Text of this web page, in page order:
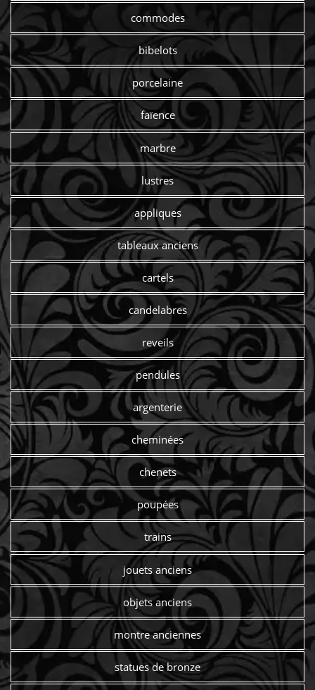
commodes
bibelots
porcelaine
faïence
marbre
lustres
appliques
tableaux anciens
cartels
candelabres
reveils
pendules
argenterie
cheminées
chenets
poupées
trains
jouets anciens
objets anciens
montre anciennes
statues de bronze